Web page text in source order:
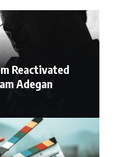
Reactivated
Adegan